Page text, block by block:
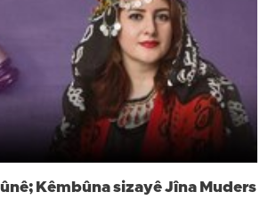
Kêmbûna sizayê Jîna Muders